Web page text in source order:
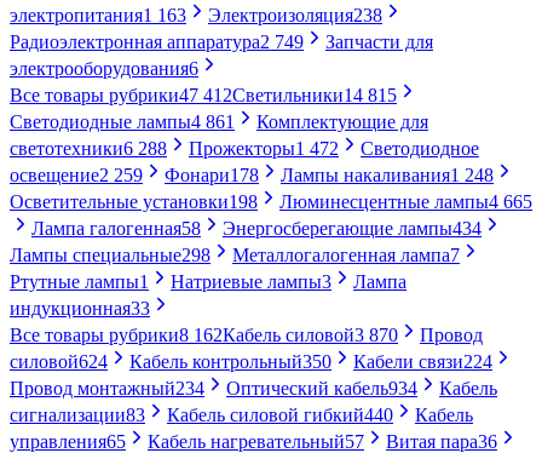
электропитания1 163 Электроизоляция238
Радиоэлектронная аппаратура2 749
Запчасти для
электрооборудования6
Все товары рубрики47 412Светильники14 815
Светодиодные лампы4 861
Комплектующие для
светотехники6 288 Прожекторы1 472
Светодиодное
освещение2 259 Фонари178 Лампы накаливания1 248
Осветительные установки198 Люминесцентные лампы4 665
Лампа галогенная58 Энергосберегающие лампы434
Лампы специальные298 Металлогалогенная лампа7
Ртутные лампы1 Натриевые лампы3
Лампа
индукционная33
Все товары рубрики8 162Кабель силовой3 870
Провод
силовой624 Кабель контрольный350 Кабели связи224
Провод монтажный234 Оптический кабель934
Кабель
сигнализации83 Кабель силовой гибкий440
Кабель
управления65 Кабель нагревательный57 Витая пара36